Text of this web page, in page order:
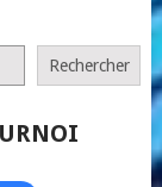
Rechercher